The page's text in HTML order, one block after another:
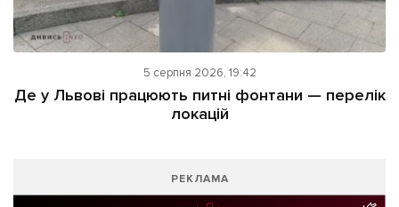
5 серпня 2026, 19:42
Де у Львові працюють питні фонтани — перелік
локацій
РЕКЛАМА